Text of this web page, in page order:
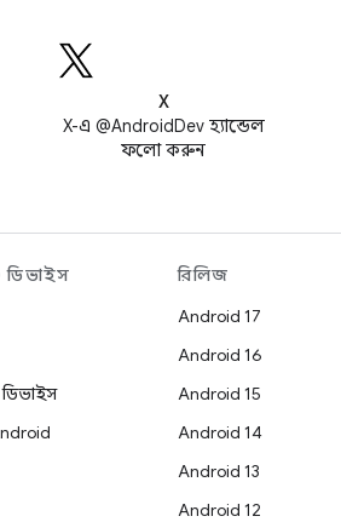
X
X-এ @AndroidDev হ্যান্ডেল
ফলো করুন
ডিভাইস
রিলিজ
Android 17
Android 16
Android 15
Android 14
Android 13
Android 12